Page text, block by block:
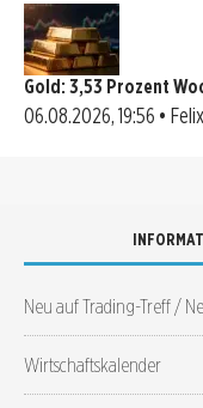
Gold: 3,53 Prozent
06.08.2026, 19:56 •
Neu auf Trading-Treff /
Wirtschaftskalender